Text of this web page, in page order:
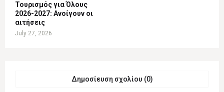
Τουρισμός για Όλους
2026-2027: Ανοίγουν οι
αιτήσεις
July 27, 2026
Δημοσίευση σχολίου (0)